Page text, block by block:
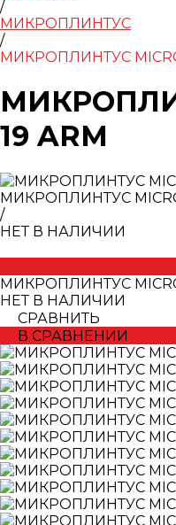
/
МИКРОПЛИНТУС
/
МИКРОПЛИНТУС
19 ARM
МИКРОПЛИНТУС
/
НЕТ В НАЛИЧИИ
МИКРОПЛИНТУС
НЕТ В НАЛИЧИИ
СРАВНИТЬ
В СРАВНЕНИИ